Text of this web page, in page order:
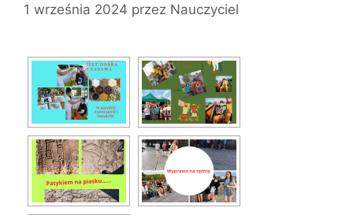
1 września 2024 przez Nauczyciel